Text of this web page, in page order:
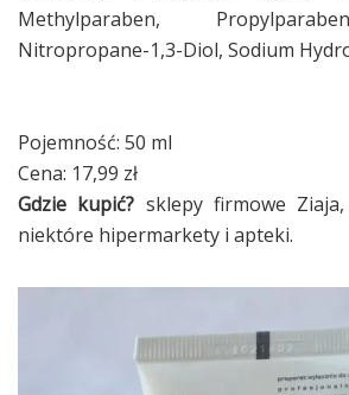
Methylparaben,
Nitropropane-1,3-Diol, Sodium
Pojemność: 50 ml
Cena: 17,99 zł
Gdzie kupić? sklepy firmowe
niektóre hipermarkety i apteki.